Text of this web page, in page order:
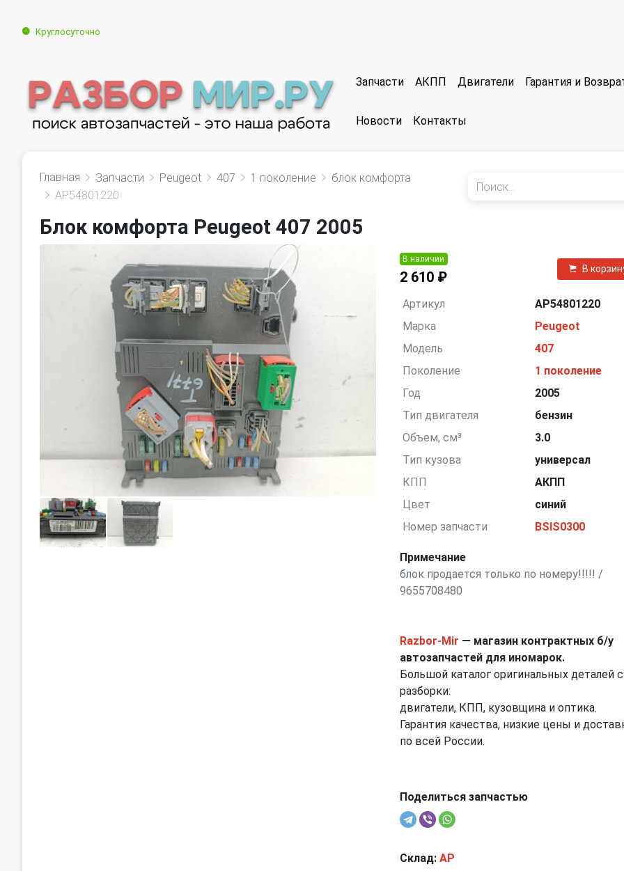
Круглосуточно
Запчасти АКПП Двигатели Гарантия и
Новости Контакты
Главная Запчасти Peugeot 407 1 поколение
блок комфорта
AP54801220
Блок комфорта Peugeot 407 2005
В наличии
2 610 ₽
В
Артикул
AP54801220
Марка
Peugeot
Модель
407
Поколение
1 поколение
Год
2005
Тип двигателя
бензин
Объем, см³
3.0
Тип кузова
универсал
КПП
АКПП
Цвет
синий
Номер запчасти
BSIS0300
Примечание
блок продается только по номеру!!!!! /
9655708480
Razbor-Mir — магазин контрактных б/у
автозапчастей для иномарок.
Большой каталог оригинальных деталей с
разборки:
двигатели, КПП, кузовщина и оптика.
Гарантия качества, низкие цены и
по всей России.
Поделиться запчастью
Склад: AP